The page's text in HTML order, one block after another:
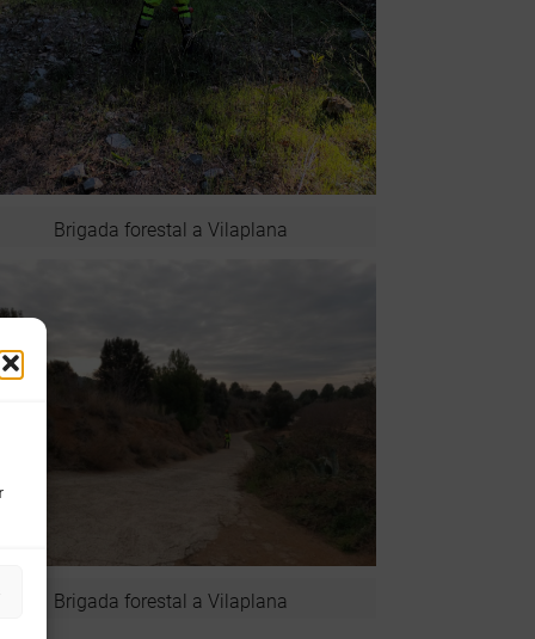
Brigada forestal a Vilaplana
Brigada forestal a Vilaplana